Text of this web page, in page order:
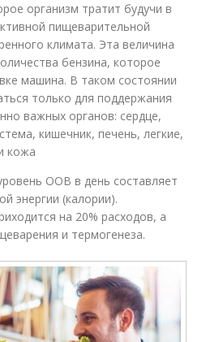
организм тратит будучи в
пищеварительной
климата. Эта величина
бензина, которое
машина. В таком состоянии
только для поддержания
важных органов: сердце,
кишечник, печень, легкие,
кожа
ООВ в день составляет
энергии (калории).
на 20% расходов, а
и термогенеза.